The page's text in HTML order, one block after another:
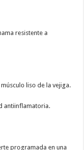
resistente a
liso de la vejiga.
antiinflamatoria.
programada en una